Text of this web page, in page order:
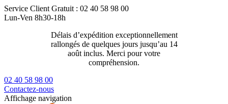
Service Client Gratuit : 02 40 58 98 00
Lun-Ven 8h30-18h
Délais d’expédition exceptionnellement
rallongés de quelques jours jusqu’au 14
août inclus. Merci pour votre
compréhension.
02 40 58 98 00
Contactez-nous
Affichage navigation